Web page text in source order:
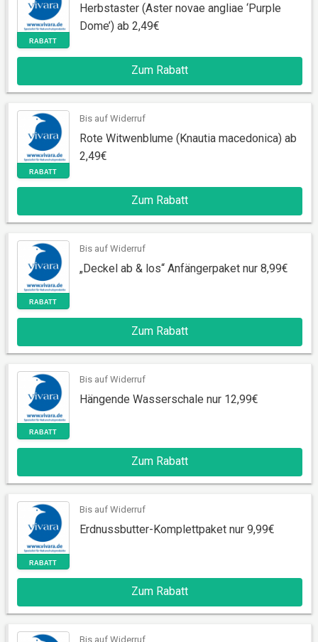
RABATT
Herbstaster (Aster novae angliae ‘Purple
Dome’) ab 2,49€
Zum Rabatt
RABATT
Bis auf Widerruf
Rote Witwenblume (Knautia macedonica) ab
2,49€
Zum Rabatt
RABATT
Bis auf Widerruf
„Deckel ab & los“ Anfängerpaket nur 8,99€
Zum Rabatt
RABATT
Bis auf Widerruf
Hängende Wasserschale nur 12,99€
Zum Rabatt
Bis auf Widerruf
Erdnussbutter-Komplettpaket nur 9,99€
Zum Rabatt
Bis auf Widerruf